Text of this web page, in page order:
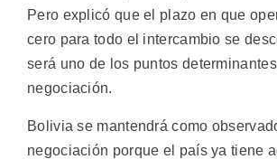
Pero explicó que el plazo en que
cero para todo el intercambio se
será uno de los puntos
negociación.
Bolivia se mantendrá como
negociación porque el país ya tiene